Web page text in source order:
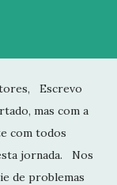
Escrevo
mas com a
com todos
jornada. Nos
de problemas